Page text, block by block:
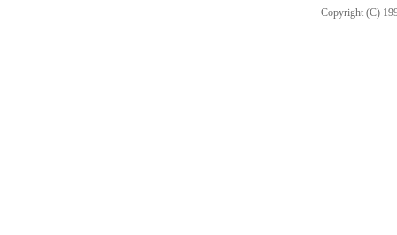
Copyright (C)